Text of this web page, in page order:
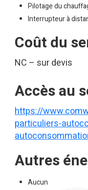
Pilotage du
Interrupteur à
Coût du
NC – sur devis
Accès au
https://
particuliers-
Autres
Aucun